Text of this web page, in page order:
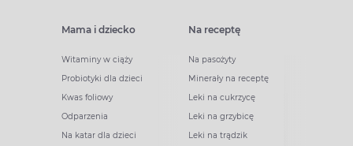
Mama i dziecko
Witaminy w ciąży
Probiotyki dla dzieci
Kwas foliowy
Odparzenia
Na katar dla dzieci
Na receptę
Na pasożyty
Minerały na receptę
Leki na cukrzycę
Leki na grzybicę
Leki na trądzik